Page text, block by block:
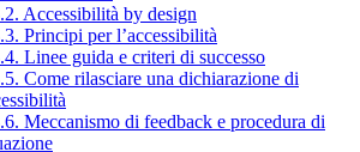
Accessibilità by design
Principi per l’accessibilità
Linee guida e criteri di successo
Come rilasciare una dichiarazione di
Meccanismo di feedback e procedura di